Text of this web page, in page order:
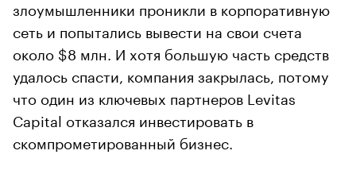
злоумышленники проникли в корпоративную
сеть и попытались вывести на свои счета
около $8 млн. И хотя большую часть средств
удалось спасти, компания закрылась, потому
что один из ключевых партнеров Levitas
Capital отказался инвестировать в
скомпрометированный бизнес.